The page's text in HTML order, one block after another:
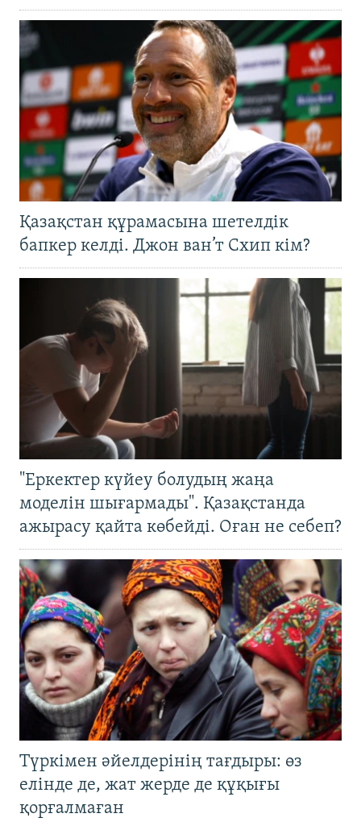
Қазақстан құрамасына шетелдік
бапкер келді. Джон ван’т Схип кім?
"Еркектер күйеу болудың жаңа
моделін шығармады". Қазақстанда
ажырасу қайта көбейді. Оған не себеп?
Түркімен әйелдерінің тағдыры: өз
елінде де, жат жерде де құқығы
қорғалмаған